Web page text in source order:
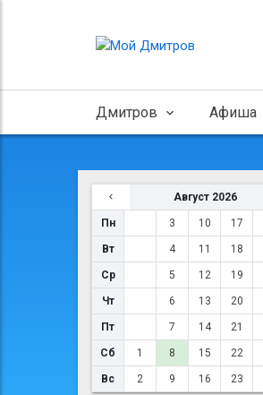
Дмитров Афиша
Август 2026
Пн 3 10 17
Вт 4 11 18
Ср 5 12 19
Чт 6 13 20
Пт 7 14 21
Сб 1 8 15 22
Вс 2 9 16 23